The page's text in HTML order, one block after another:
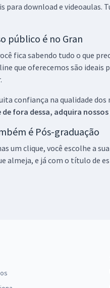
para download e videoaulas.
público é no Gran
fica sabendo tudo o que
que oferecemos são ideais
confiança na qualidade
de fora dessa, adquira
é Pós-graduação
um clique, você escolhe a
almeja, e já com o título de